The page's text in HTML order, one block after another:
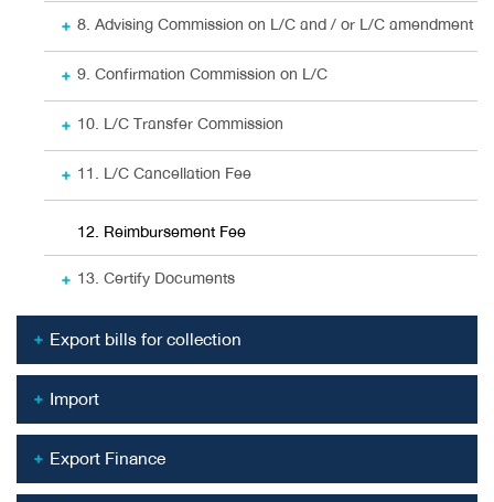
8. Advising Commission on L/C and / or L/C amendment
9. Confirmation Commission on L/C
10. L/C Transfer Commission
11. L/C Cancellation Fee
12. Reimbursement Fee
13. Certify Documents
Export bills for collection
Import
Export Finance